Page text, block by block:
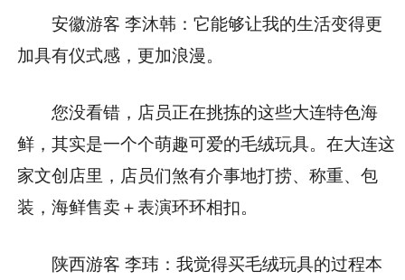
安徽游客 李沐韩：它能够让我的生活变得更
加具有仪式感，更加浪漫。
您没看错，店员正在挑拣的这些大连特色海
鲜，其实是一个个萌趣可爱的毛绒玩具。在大连这
家文创店里，店员们煞有介事地打捞、称重、包
装，海鲜售卖＋表演环环相扣。
陕西游客 李玮：我觉得买毛绒玩具的过程本